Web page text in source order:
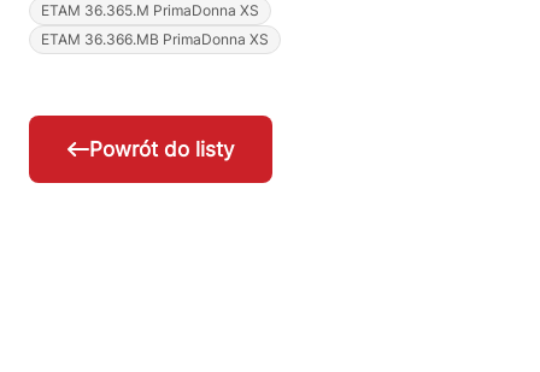
ETAM 36.365.M PrimaDonna XS
ETAM 36.366.MB PrimaDonna XS
Powrót do listy